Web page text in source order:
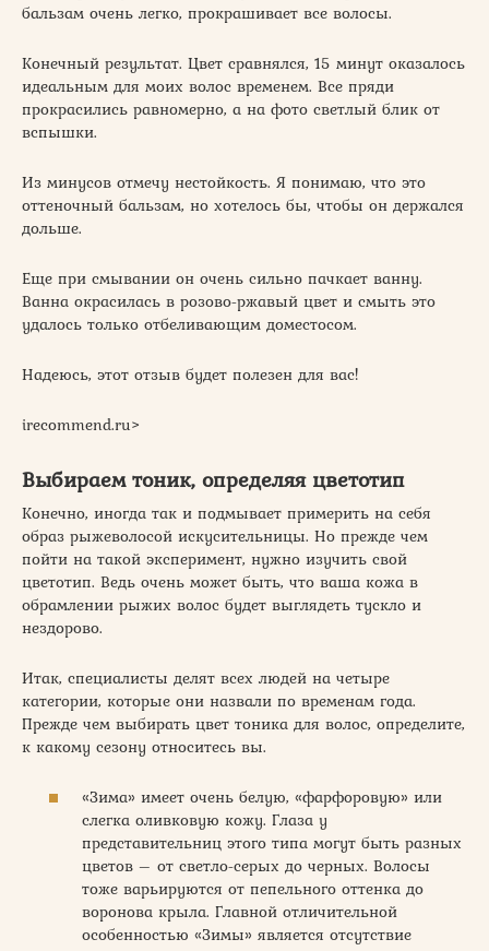
бальзам очень легко, прокрашивает все волосы.
Конечный результат. Цвет сравнялся, 15 минут оказалось
идеальным для моих волос временем. Все пряди
прокрасились равномерно, а на фото светлый блик от
вспышки.
Из минусов отмечу нестойкость. Я понимаю, что это
оттеночный бальзам, но хотелось бы, чтобы он держался
дольше.
Еще при смывании он очень сильно пачкает ванну.
Ванна окрасилась в розово-ржавый цвет и смыть это
удалось только отбеливающим доместосом.
Надеюсь, этот отзыв будет полезен для вас!
irecommend.ru⁪>
Выбираем тоник, определяя цветотип
Конечно, иногда так и подмывает примерить на себя
образ рыжеволосой искусительницы. Но прежде чем
пойти на такой эксперимент, нужно изучить свой
цветотип. Ведь очень может быть, что ваша кожа в
обрамлении рыжих волос будет выглядеть тускло и
нездорово.
Итак, специалисты делят всех людей на четыре
категории, которые они назвали по временам года.
Прежде чем выбирать цвет тоника для волос, определите,
к какому сезону относитесь вы.
«Зима» имеет очень белую, «фарфоровую» или
слегка оливковую кожу. Глаза у
представительниц этого типа могут быть разных
цветов – от светло-серых до черных. Волосы
тоже варьируются от пепельного оттенка до
воронова крыла. Главной отличительной
особенностью «Зимы» является отсутствие